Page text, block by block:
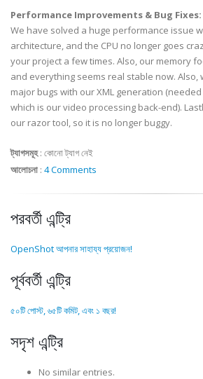
Performance Improvements & Bug Fixes:
We have solved a huge performance issue
architecture, and the CPU no longer goes
your project a few times. Also, our memory
and everything seems real stable now. Also,
major bugs with our XML generation
which is our video processing back-end).
our razor tool, so it is no longer buggy.
ট্যাগসমূহ: কোনো ট্যাগ নেই
আলোচনা : 4 Comments
পরবর্তী এন্ট্রি
OpenShot আপনার সাহায্য প্রয়োজন!
পূর্ববর্তী এন্ট্রি
৫০টি পোস্ট, ৬৫টি কমিট, এবং ১ বছর!
সদৃশ এন্ট্রি
No similar entries.